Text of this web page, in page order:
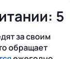
5
за своим
обращает